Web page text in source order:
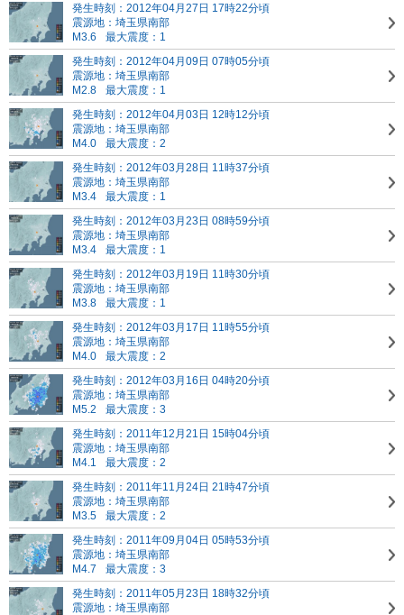
発生時刻：2012年04月27日 17時22分頃
震源地：埼玉県南部
M3.6
最大震度：1
発生時刻：2012年04月09日 07時05分頃
震源地：埼玉県南部
M2.8
最大震度：1
発生時刻：2012年04月03日 12時12分頃
震源地：埼玉県南部
M4.0
最大震度：2
発生時刻：2012年03月28日 11時37分頃
震源地：埼玉県南部
M3.4
最大震度：1
発生時刻：2012年03月23日 08時59分頃
震源地：埼玉県南部
M3.4
最大震度：1
発生時刻：2012年03月19日 11時30分頃
震源地：埼玉県南部
M3.8
最大震度：1
発生時刻：2012年03月17日 11時55分頃
震源地：埼玉県南部
M4.0
最大震度：2
発生時刻：2012年03月16日 04時20分頃
震源地：埼玉県南部
M5.2
最大震度：3
発生時刻：2011年12月21日 15時04分頃
震源地：埼玉県南部
M4.1
最大震度：2
発生時刻：2011年11月24日 21時47分頃
震源地：埼玉県南部
M3.5
最大震度：2
発生時刻：2011年09月04日 05時53分頃
震源地：埼玉県南部
M4.7
最大震度：3
発生時刻：2011年05月23日 18時32分頃
震源地：埼玉県南部